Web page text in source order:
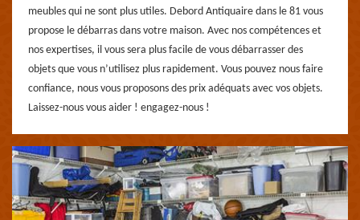
meubles qui ne sont plus utiles. Debord Antiquaire dans le 81 vous
propose le débarras dans votre maison. Avec nos compétences et
nos expertises, il vous sera plus facile de vous débarrasser des
objets que vous n’utilisez plus rapidement. Vous pouvez nous faire
confiance, nous vous proposons des prix adéquats avec vos objets.
Laissez-nous vous aider ! engagez-nous !